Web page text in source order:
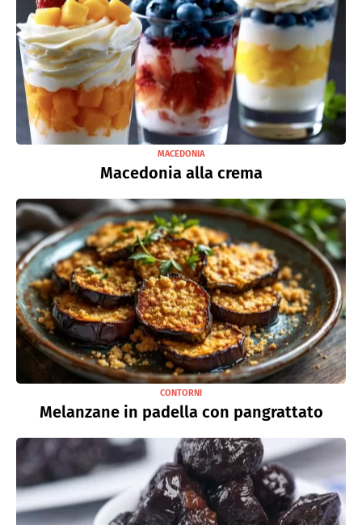
MACEDONIA
Macedonia alla crema
CONTORNI
Melanzane in padella con pangrattato